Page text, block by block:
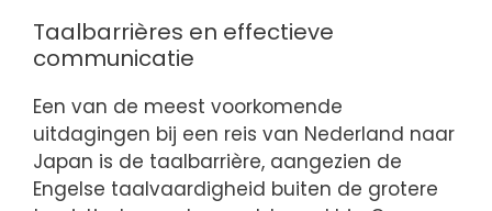
Taalbarrières en effectieve
communicatie
Een van de meest voorkomende
uitdagingen bij een reis van Nederland naar
Japan is de taalbarrière, aangezien de
Engelse taalvaardigheid buiten de grotere